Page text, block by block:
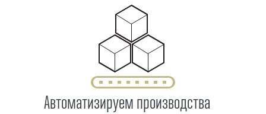
Автоматизируем производства